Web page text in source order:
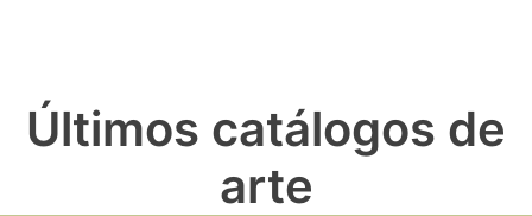
Últimos catálogos de
arte